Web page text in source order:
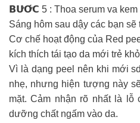
𝗕𝗨̛𝗢̛́𝗖 5 : Thoa serum va kem
Sáng hôm sau dậy các bạn
Cơ chế hoạt động của Red
kích thích tái tạo da mới trẻ
Vì là dạng peel nên khi mới
nhẹ, nhưng hiện tượng này
mặt. Cảm nhận rõ nhất là
dưỡng chất ngấm vào da.